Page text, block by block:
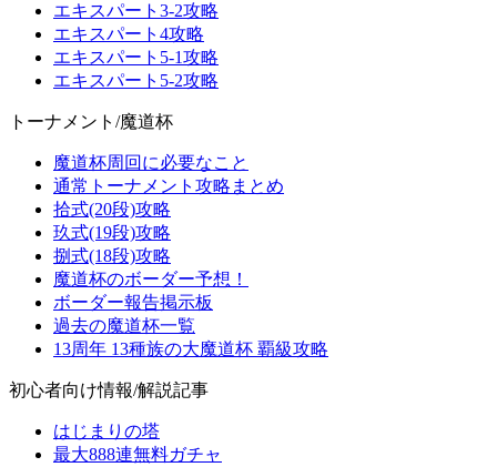
エキスパート3-2攻略
エキスパート4攻略
エキスパート5-1攻略
エキスパート5-2攻略
トーナメント/魔道杯
魔道杯周回に必要なこと
通常トーナメント攻略まとめ
拾式(20段)攻略
玖式(19段)攻略
捌式(18段)攻略
魔道杯のボーダー予想！
ボーダー報告掲示板
過去の魔道杯一覧
13周年 13種族の大魔道杯 覇級攻略
初心者向け情報/解説記事
はじまりの塔
最大888連無料ガチャ